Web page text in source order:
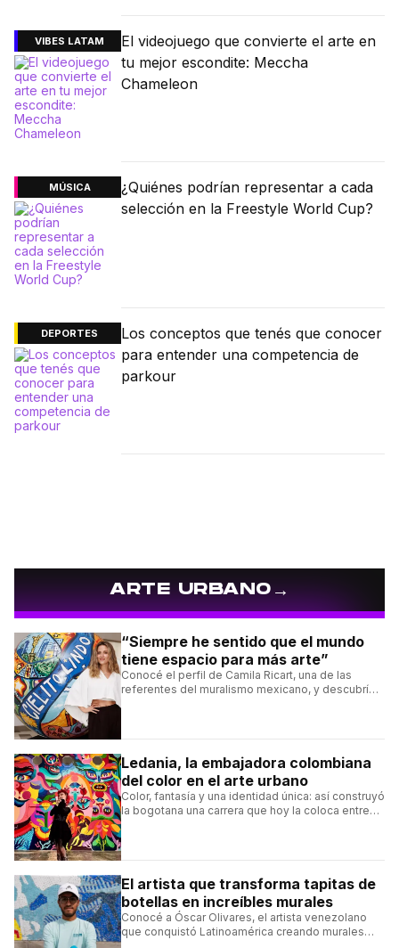
VIBES LATAM
El videojuego que convierte el arte en
tu mejor escondite: Meccha
Chameleon
MÚSICA
¿Quiénes podrían representar a cada
selección en la Freestyle World Cup?
DEPORTES
Los conceptos que tenés que conocer
para entender una competencia de
parkour
ARTE URBANO→
“Siempre he sentido que el mundo
tiene espacio para más arte”
Conocé el perfil de Camila Ricart, una de las
referentes del muralismo mexicano, y descubrí
Ledania, la embajadora colombiana
del color en el arte urbano
Color, fantasía y una identidad única: así construyó
la bogotana una carrera que hoy la coloca entre
El artista que transforma tapitas de
botellas en increíbles murales
Conocé a Óscar Olivares, el artista venezolano
que conquistó Latinoamérica creando murales